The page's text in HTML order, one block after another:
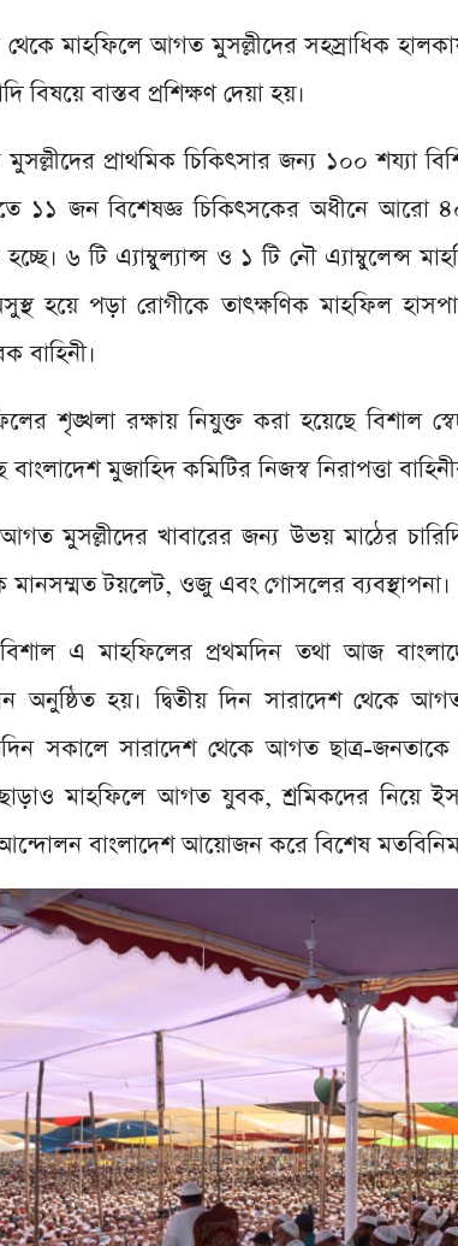
মাহফিলে আগত মুসল্লীদের সহস্রাধিক
বিষয়ে বাস্তব প্রশিক্ষণ দেয়া হয়।
প্রাথমিক চিকিৎসার জন্য ১০০ শয্যা
১১ জন বিশেষজ্ঞ চিকিৎসকের অধীনে আরো
৬ টি এ্যাম্বুল্যান্স ও ১ টি নৌ এ্যাম্বুলেন্স
হয়ে পড়া রোগীকে তাৎক্ষণিক মাহফিল
বাহিনী।
শৃঙ্খলা রক্ষায় নিযুক্ত করা হয়েছে বিশাল
মুজাহিদ কমিটির নিজস্ব নিরাপত্তা
মুসল্লীদের খাবারের জন্য উভয় মাঠের
মানসম্মত টয়লেট, ওজু এবং গোসলের ব্যবস্থাপনা।
বিশাল এ মাহফিলের প্রথমদিন তথা আজ
অনুষ্ঠিত হয়। দ্বিতীয় দিন সারাদেশ থেকে
সকালে সারাদেশ থেকে আগত ছাত্র-জনতাকে
মাহফিলে আগত যুবক, শ্রমিকদের নিয়ে
বাংলাদেশ আয়োজন করে বিশেষ